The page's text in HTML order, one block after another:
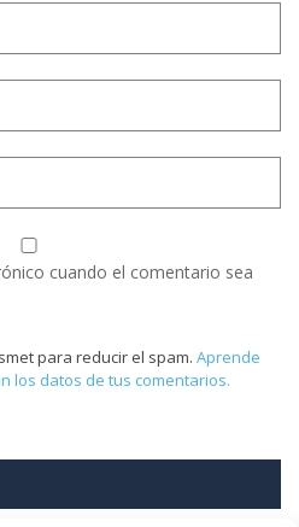
cuando el comentario sea
para reducir el spam. Aprende
los datos de tus comentarios.